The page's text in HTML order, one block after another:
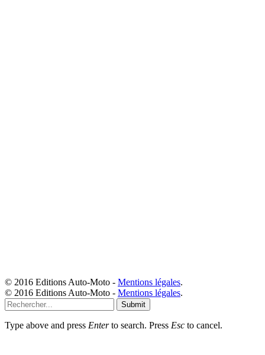
© 2016 Editions Auto-Moto - Mentions légales.
© 2016 Editions Auto-Moto - Mentions légales.
Submit
Type above and press Enterto search. Press Esc to cancel.